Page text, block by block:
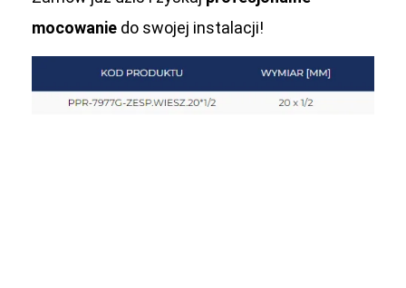
mocowanie do swojej instalacji!